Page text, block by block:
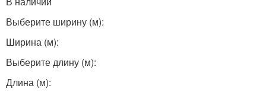
Выберите ширину (м):
Ширина (м):
Выберите длину (м):
Длина (м):